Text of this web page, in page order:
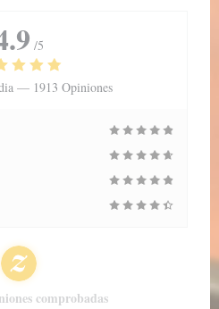
/5
— 1913 Opiniones
comprobadas